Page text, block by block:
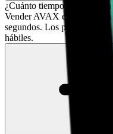
¿Cuánto tiempo lleva
Vender AVAX es rápido y
segundos. Los pagos de
hábiles.